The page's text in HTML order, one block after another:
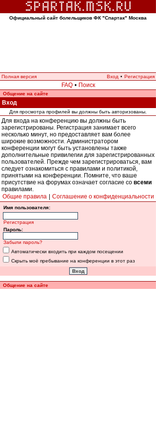
Официальный сайт болельщиков ФК "Спартак" Москва
Полная версия Вход • Регистрация
FAQ • Поиск
Общение на сайте
Вход
Для просмотра профилей вы должны быть авторизованы.
Для входа на конференцию вы должны быть
зарегистрированы. Регистрация занимает всего
несколько минут, но предоставляет вам более
широкие возможности. Администратором
конференции могут быть установлены также
дополнительные привилегии для зарегистрированных
пользователей. Прежде чем зарегистрироваться, вам
следует ознакомиться с правилами и политикой,
принятыми на конференции. Помните, что ваше
присутствие на форумах означает согласие со всеми
правилами.
Общие правила
Соглашение о конфиденциальности
Имя пользователя:
Регистрация
Пароль:
Забыли пароль?
Автоматически входить при каждом посещении
Скрыть моё пребывание на конференции в этот раз
Общение на сайте